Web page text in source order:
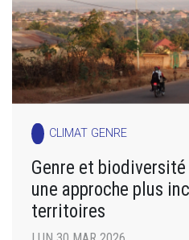
CLIMAT GENRE
Genre et biodiversité
une approche plus
territoires